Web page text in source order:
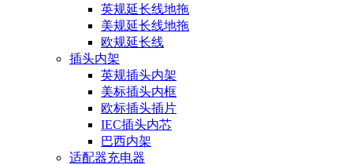
英规延长线地拖
美规延长线地拖
欧规延长线
插头内架
英规插头内架
美标插头内框
欧标插头插片
IEC插头内芯
巴西内架
适配器充电器